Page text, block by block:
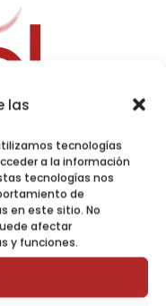
las
tecnologías
a la información
tecnologías nos
de
en este sitio. No
afectar
y funciones.